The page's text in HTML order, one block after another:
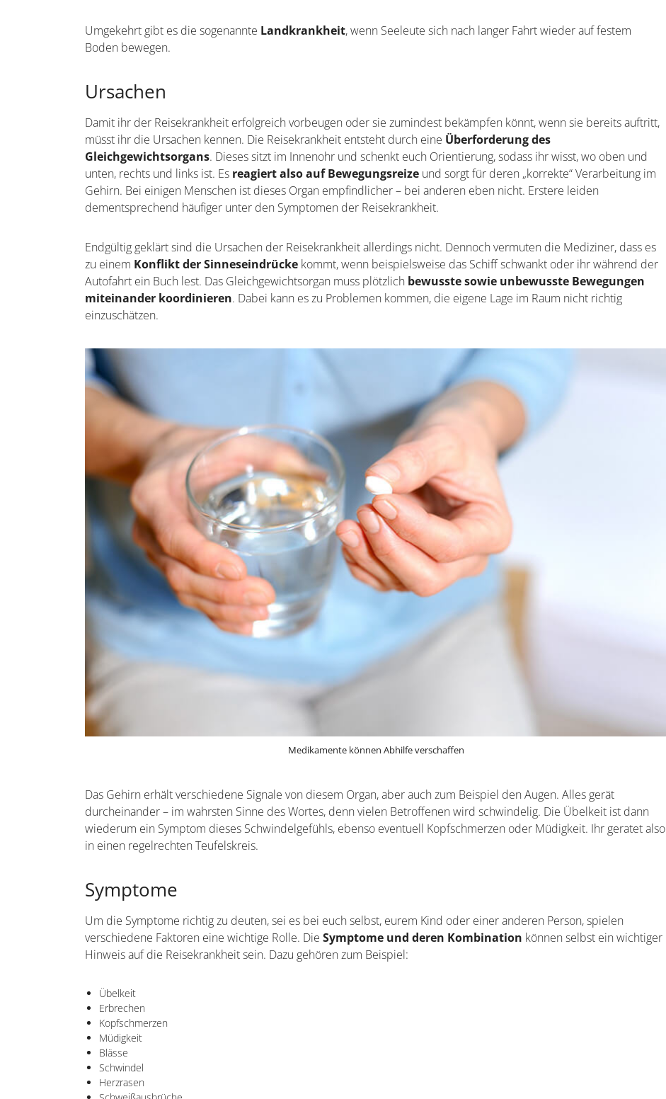
Umgekehrt gibt es die sogenannte Landkrankheit, wenn Seeleute sich nach langer Fahrt wieder auf festem
Boden bewegen.
Ursachen
Damit ihr der Reisekrankheit erfolgreich vorbeugen oder sie zumindest bekämpfen könnt, wenn sie bereits auftritt,
müsst ihr die Ursachen kennen. Die Reisekrankheit entsteht durch eine Überforderung des
Gleichgewichtsorgans. Dieses sitzt im Innenohr und schenkt euch Orientierung, sodass ihr wisst, wo oben und
unten, rechts und links ist. Es reagiert also auf Bewegungsreize und sorgt für deren „korrekte“ Verarbeitung im
Gehirn. Bei einigen Menschen ist dieses Organ empfindlicher – bei anderen eben nicht. Erstere leiden
dementsprechend häufiger unter den Symptomen der Reisekrankheit.
Endgültig geklärt sind die Ursachen der Reisekrankheit allerdings nicht. Dennoch vermuten die Mediziner, dass es
zu einem Konflikt der Sinneseindrücke kommt, wenn beispielsweise das Schiff schwankt oder ihr während der
Autofahrt ein Buch lest. Das Gleichgewichtsorgan muss plötzlich bewusste sowie unbewusste Bewegungen
miteinander koordinieren. Dabei kann es zu Problemen kommen, die eigene Lage im Raum nicht richtig
einzuschätzen.
Medikamente können Abhilfe verschaffen
Das Gehirn erhält verschiedene Signale von diesem Organ, aber auch zum Beispiel den Augen. Alles gerät
durcheinander – im wahrsten Sinne des Wortes, denn vielen Betroffenen wird schwindelig. Die Übelkeit ist dann
wiederum ein Symptom dieses Schwindelgefühls, ebenso eventuell Kopfschmerzen oder Müdigkeit. Ihr geratet also
in einen regelrechten Teufelskreis.
Symptome
Um die Symptome richtig zu deuten, sei es bei euch selbst, eurem Kind oder einer anderen Person, spielen
verschiedene Faktoren eine wichtige Rolle. DieSymptome und deren Kombination können selbst ein wichtiger
Hinweis auf die Reisekrankheit sein. Dazu gehören zum Beispiel:
Übelkeit
Erbrechen
Kopfschmerzen
Müdigkeit
Blässe
Schwindel
Herzrasen